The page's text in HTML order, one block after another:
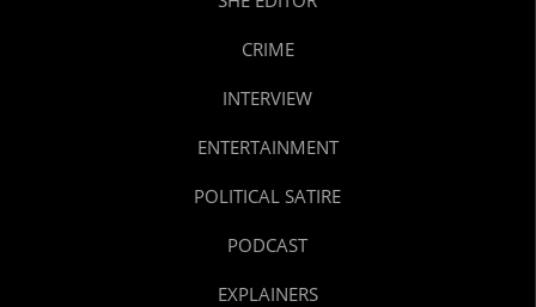
CRIME
INTERVIEW
ENTERTAINMENT
POLITICAL SATIRE
PODCAST
EXPLAINERS